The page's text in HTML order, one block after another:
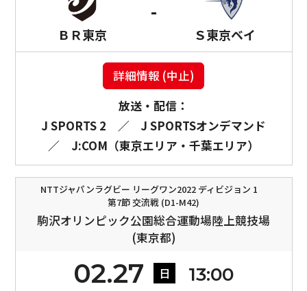
ＢＲ東京 Ｓ東京ベイ
詳細情報 (中止)
放送・配信：
J SPORTS 2
／
J SPORTSオンデマンド
／
J:COM（東京エリア・千葉エリア）
NTTジャパンラグビー リーグワン2022 ディビジョン 1
第7節 交流戦 (D1-M42)
駒沢オリンピック公園総合運動場陸上競技場
(東京都)
02.27 日 13:00